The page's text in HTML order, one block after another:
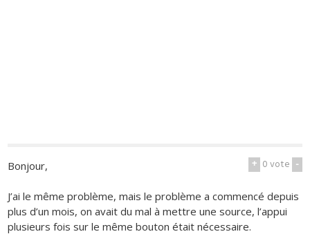
+ 0vote -
Bonjour,
J’ai le même problème, mais le problème a commencé depuis
plus d’un mois, on avait du mal à mettre une source, l’appui
plusieurs fois sur le même bouton était nécessaire.